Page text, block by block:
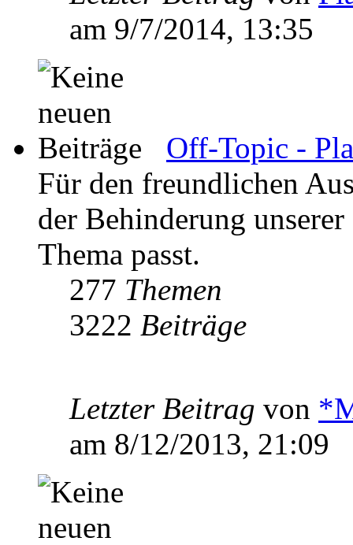
am 9/7/2014, 13:35
Off-Topic -
Für den freundlichen
der Behinderung
Thema passt.
277 Themen
3222 Beiträge
Letzter Beitrag von
am 8/12/2013, 21:09